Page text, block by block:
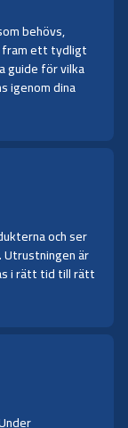
behövs,
fram ett tydligt
guide för vilka
igenom dina
och ser
är
i rätt tid till rätt